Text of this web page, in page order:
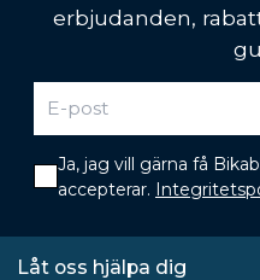
erbjudanden,
Ja, jag vill gärna få
accepterar.
Låt oss hjälpa dig